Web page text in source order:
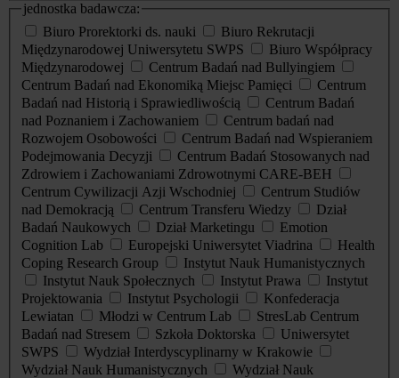
jednostka badawcza:
Biuro Prorektorki ds. nauki
Biuro Rekrutacji
Międzynarodowej Uniwersytetu SWPS
Biuro Współpracy
Międzynarodowej
Centrum Badań nad Bullyingiem
Centrum Badań nad Ekonomiką Miejsc Pamięci
Centrum
Badań nad Historią i Sprawiedliwością
Centrum Badań
nad Poznaniem i Zachowaniem
Centrum badań nad
Rozwojem Osobowości
Centrum Badań nad Wspieraniem
Podejmowania Decyzji
Centrum Badań Stosowanych nad
Zdrowiem i Zachowaniami Zdrowotnymi CARE-BEH
Centrum Cywilizacji Azji Wschodniej
Centrum Studiów
nad Demokracją
Centrum Transferu Wiedzy
Dział
Badań Naukowych
Dział Marketingu
Emotion
Cognition Lab
Europejski Uniwersytet Viadrina
Health
Coping Research Group
Instytut Nauk Humanistycznych
Instytut Nauk Społecznych
Instytut Prawa
Instytut
Projektowania
Instytut Psychologii
Konfederacja
Lewiatan
Młodzi w Centrum Lab
StresLab Centrum
Badań nad Stresem
Szkoła Doktorska
Uniwersytet
SWPS
Wydział Interdyscyplinarny w Krakowie
Wydział Nauk Humanistycznych
Wydział Nauk